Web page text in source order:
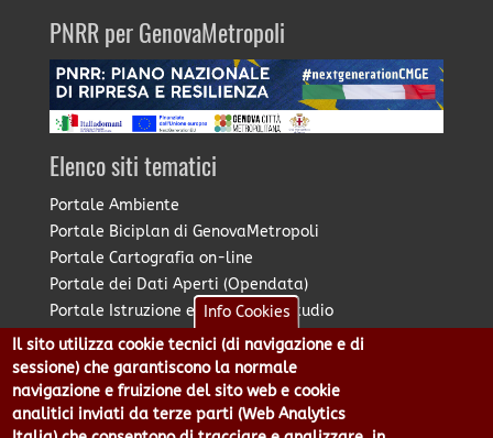
PNRR per GenovaMetropoli
Elenco siti tematici
Portale Ambiente
Portale Biciplan di GenovaMetropoli
Portale Cartografia on-line
Portale dei Dati Aperti (Opendata)
Portale Istruzione e Diritto allo Studio
Portale Marketing Territoriale
Portale Piano Strategico Metropolitano
Portale PUMS di GenovaMetropoli
Portale Stazione Unica Appaltante
Info Cookies
Il sito utilizza cookie tecnici (di navigazione e di
sessione) che garantiscono la normale
navigazione e fruizione del sito web e cookie
analitici inviati da terze parti (Web Analytics